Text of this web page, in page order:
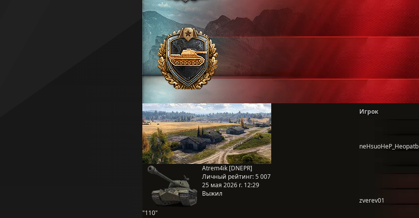
"110"
Atrem4ik [DNEPR]
Личный рейтинг:5 007
25 мая 2026 г. 12:29
Выжил
Игрок
neHsuoHeP_Heopatb
zverev01